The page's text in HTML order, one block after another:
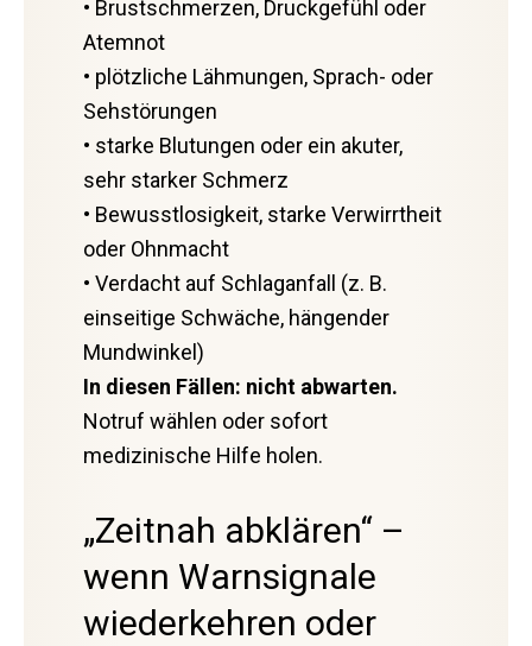
• Brustschmerzen, Druckgefühl oder
Atemnot
• plötzliche Lähmungen, Sprach- oder
Sehstörungen
• starke Blutungen oder ein akuter,
sehr starker Schmerz
• Bewusstlosigkeit, starke Verwirrtheit
oder Ohnmacht
• Verdacht auf Schlaganfall (z. B.
einseitige Schwäche, hängender
Mundwinkel)
In diesen Fällen: nicht abwarten.
Notruf wählen oder sofort
medizinische Hilfe holen.
„Zeitnah abklären“ –
wenn Warnsignale
wiederkehren oder